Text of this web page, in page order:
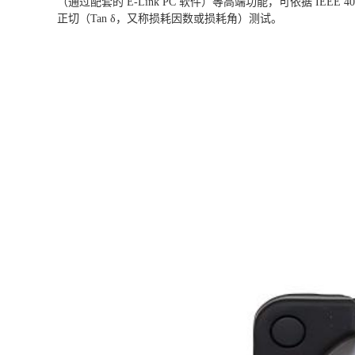
正切（Tan δ，又称损耗因数或损耗角）测试。